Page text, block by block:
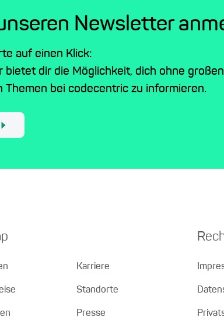
Newsletter
auf einen Klick:
bietet dir die Möglichkeit, dich ohne
Themen bei codecentric zu informieren.
Karriere
Standorte
Presse